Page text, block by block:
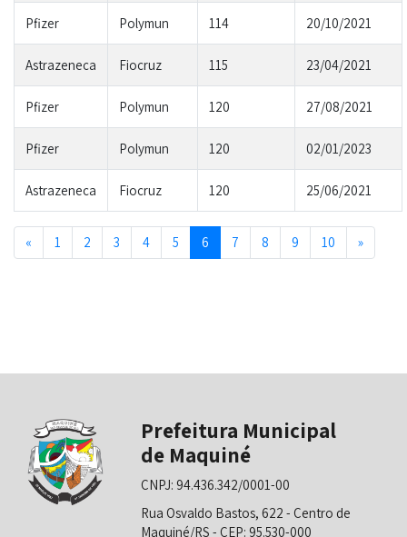
Pfizer Polymun 114 20/10/2021
Astrazeneca Fiocruz 115 23/04/2021
Pfizer Polymun 120 27/08/2021
Pfizer Polymun 120 02/01/2023
Astrazeneca Fiocruz 120 25/06/2021
« Previous
1 2 3 4 5 6 7 8 9 10 »Next
Prefeitura Municipal
de Maquiné
CNPJ: 94.436.342/0001-00
Rua Osvaldo Bastos, 622 - Centro de
Maquiné/RS - CEP: 95.530-000